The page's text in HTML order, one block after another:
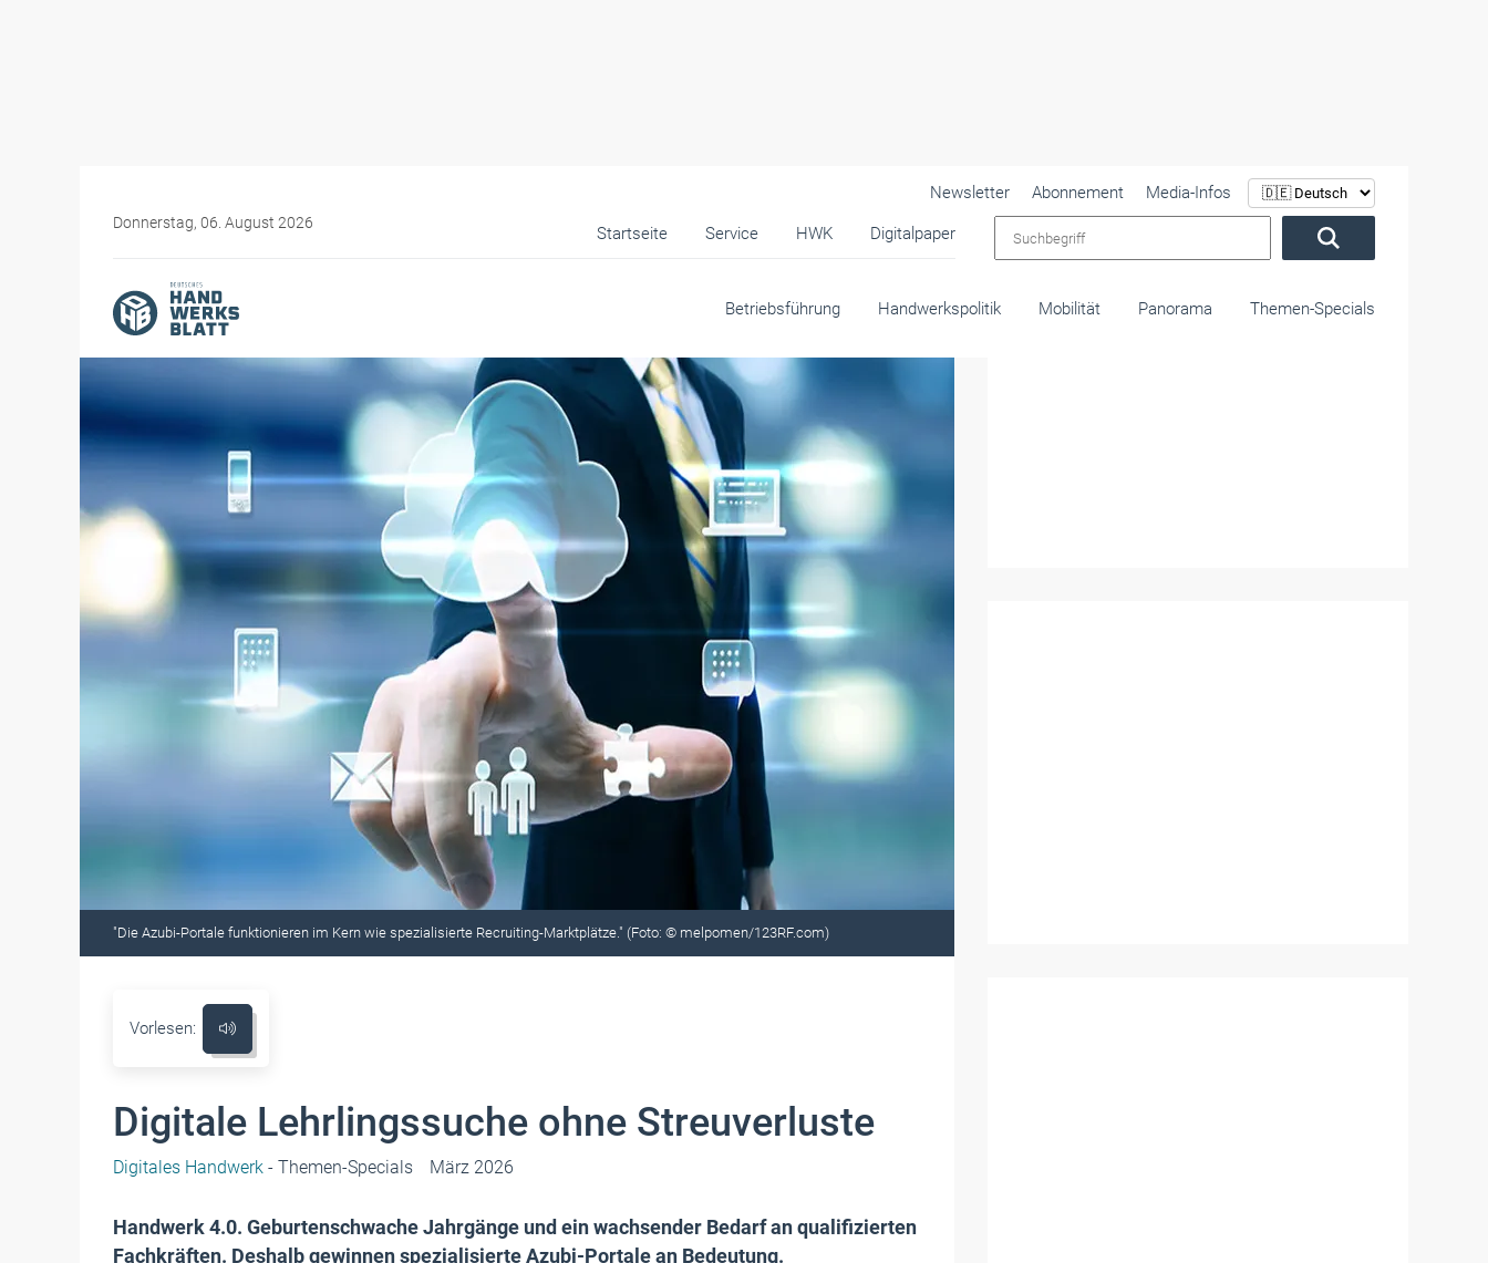
Donnerstag, 06. August 2026
Startseite Service HWK Digitalpaper
Newsletter Abonnement
Media-Infos
Betriebsführung Handwerkspolitik Mobilität Panorama Themen-Specials
"Die Azubi-Portale funktionieren im Kern wie spezialisierte Recruiting-Marktplätze." (Foto: © melpomen/123RF.com)
Vorlesen:
Digitale Lehrlingssuche ohne Streuverluste
Digitales Handwerk - Themen-Specials März 2026
Handwerk 4.0. Geburtenschwache Jahrgänge und ein wachsender Bedarf an ­qualifizierten
Fachkräften. Deshalb gewinnen spezialisierte ­Azubi-Portale an Bedeutung.